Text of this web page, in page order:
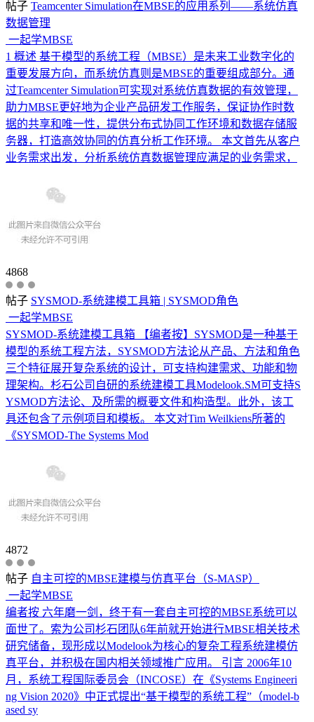
帖子 Teamcenter Simulation在MBSE的应用系列——系统仿真
数据管理
一起学MBSE
1 概述 基于模型的系统工程（MBSE）是未来工业数字化的
重要发展方向，而系统仿真则是MBSE的重要组成部分。通
过Teamcenter Simulation可实现对系统仿真数据的有效管理，
助力MBSE更好地为企业产品研发工作服务，保证协作时数
据的共享和唯一性，提供分布式协同工作环境和数据存储服
务器，打造高效协同的仿真分析工作环境。 本文首先从客户
业务需求出发，分析系统仿真数据管理应满足的业务需求，
4868
帖子 SYSMOD-系统建模工具箱 | SYSMOD角色
一起学MBSE
SYSMOD-系统建模工具箱 【编者按】SYSMOD是一种基于
模型的系统工程方法，SYSMOD方法论从产品、方法和角色
三个特征展开复杂系统的设计，可支持构建需求、功能和物
理架构。杉石公司自研的系统建模工具Modelook.SM可支持S
YSMOD方法论、及所需的概要文件和构造型。此外，该工
具还包含了示例项目和模板。 本文对Tim Weilkiens所著的
《SYSMOD-The Systems Mod
4872
帖子 自主可控的MBSE建模与仿真平台（S-MASP）
一起学MBSE
编者按 六年磨一剑，终于有一套自主可控的MBSE系统可以
面世了。索为公司杉石团队6年前就开始进行MBSE相关技术
研究储备，现形成以Modelook为核心的复杂工程系统建模仿
真平台，并积极在国内相关领域推广应用。 引言 2006年10
月，系统工程国际委员会（INCOSE）在《Systems Engineeri
ng Vision 2020》中正式提出“基于模型的系统工程”（model-b
ased sy